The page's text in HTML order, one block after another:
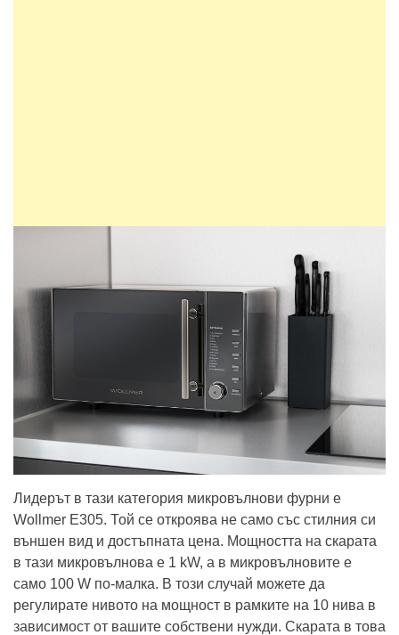
Лидерът в тази категория микровълнови фурни е
Wollmer E305. Той се откроява не само със стилния си
външен вид и достъпната цена. Мощността на скарата
в тази микровълнова е 1 kW, а в микровълновите е
само 100 W по-малка. В този случай можете да
регулирате нивото на мощност в рамките на 10 нива в
зависимост от вашите собствени нужди. Скарата в това